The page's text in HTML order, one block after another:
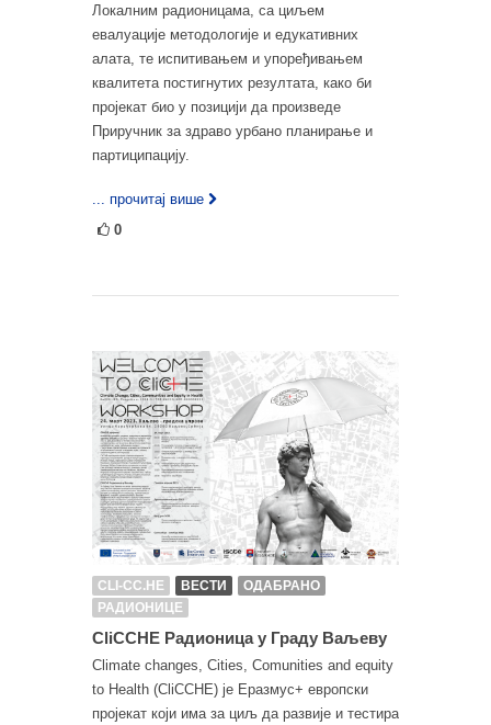
Локалним радионицама, са циљем
евалуације методологије и едукативних
алата, те испитивањем и упоређивањем
квалитета постигнутих резултата, како би
пројекат био у позицији да произведе
Приручник за здраво урбано планирање и
партиципацију.
... прочитај више
0
CLI-CC.HE ВЕСТИ
ОДАБРАНО
РАДИОНИЦЕ
CliCCHE Радионица у Граду Ваљеву
Climate changes, Cities, Comunities and equity
to Health (CliCCHE) је Еразмус+ европски
пројекат који има за циљ да развије и тестира